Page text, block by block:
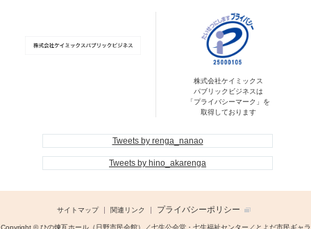
株式会社ケイミックス
パブリックビジネスは
「プライバシーマーク」を
取得しております
Tweets by renga_nanao
Tweets by hino_akarenga
サイトマップ 関連リンク プライバシーポリシー
Copyright © ひの煉瓦ホール（日野市民会館）／七生公会堂・七生福祉センター／とよだ市民ギャラ